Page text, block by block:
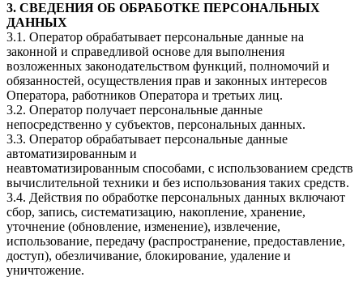
3. СВЕДЕНИЯ ОБ ОБРАБОТКЕ ПЕРСОНАЛЬНЫХ
ДАННЫХ
3.1. Оператор обрабатывает персональные данные на
законной и справедливой основе для выполнения
возложенных законодательством функций, полномочий и
обязанностей, осуществления прав и законных интересов
Оператора, работников Оператора и третьих лиц.
3.2. Оператор получает персональные данные
непосредственно у субъектов, персональных данных.
3.3. Оператор обрабатывает персональные данные
автоматизированным и
неавтоматизированным способами, с использованием средств
вычислительной техники и без использования таких средств.
3.4. Действия по обработке персональных данных включают
сбор, запись, систематизацию, накопление, хранение,
уточнение (обновление, изменение), извлечение,
использование, передачу (распространение, предоставление,
доступ), обезличивание, блокирование, удаление и
уничтожение.